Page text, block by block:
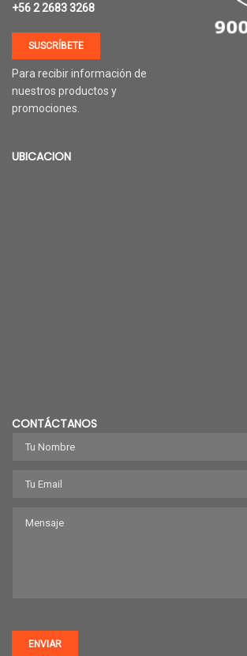
+56 2 2683 3268
SUSCRÍBETE
Para recibir información de
nuestros productos y
promociones.
UBICACION
CONTÁCTANOS
ENVIAR